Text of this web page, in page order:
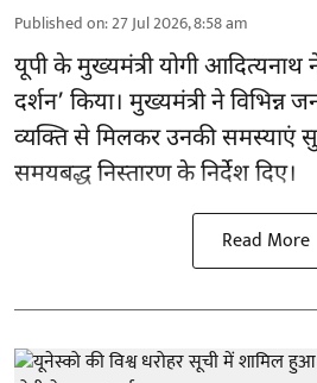
Published on:27 Jul 2026, 8:58 am
यूपी केमुख्यमंत्री योगी आदित्यनाथ
दर्शन’ किया। मुख्यमंत्री ने
व्यक्ति से मिलकर उनकी समस्याएं
समयबद्ध निस्तारण के निर्देश दिए।
Read More